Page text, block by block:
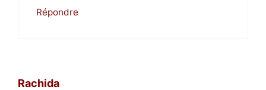
Répondre
Rachida